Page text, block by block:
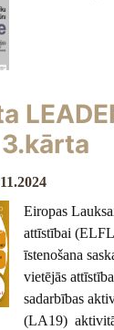
Eiropas
attīstībai
īstenošana
vietējās
sadarbības
(LA19)